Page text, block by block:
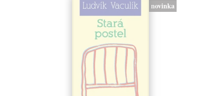
novinka